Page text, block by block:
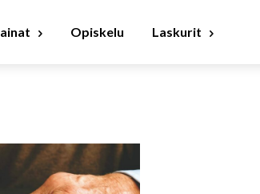
Opiskelu Laskurit